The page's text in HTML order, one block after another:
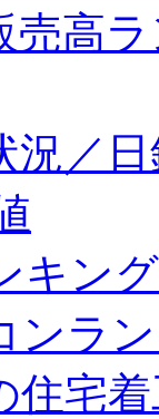
売高
況／
キン
ンラ
住宅